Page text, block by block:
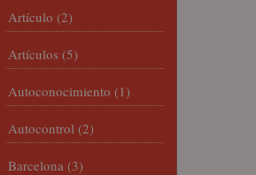
Artículo (2)
Artículos (5)
Autoconocimiento (1)
Autocontrol (2)
Barcelona (3)